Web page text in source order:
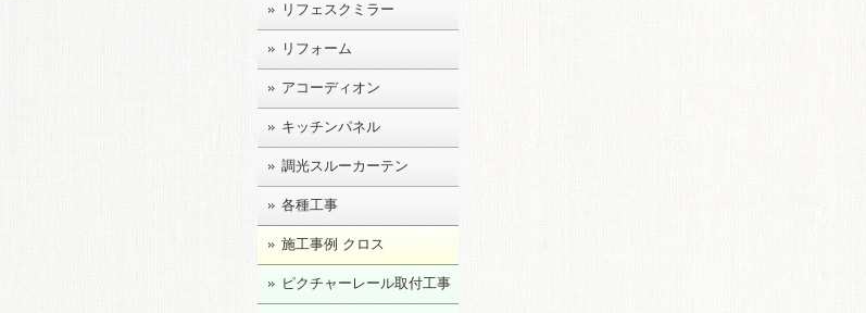
リフェスクミラー
リフォーム
アコーディオン
キッチンパネル
調光スルーカーテン
各種工事
施工事例 クロス
ピクチャーレール取付工事